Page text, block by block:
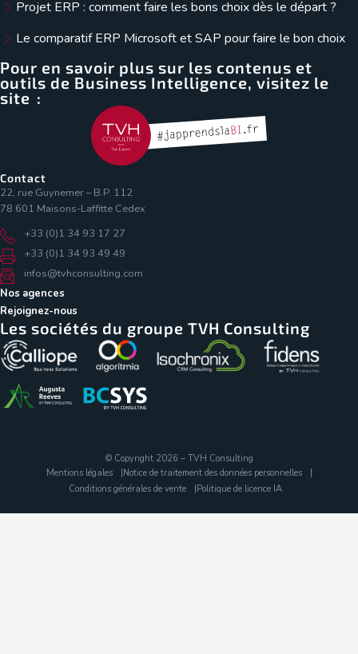
Projet ERP : comment faire les bons choix dès le départ ?
Le comparatif ERP Microsoft et SAP pour faire le bon choix
Pour en savoir plus sur les contenus et
outils de Business Intelligence, visitez le
site :
Contact
22, rue Guynemer – B.P. 112
78 601 Maisons-Laffitte Cedex
+33 (0)1 34 93 17 27
+33 (0)1 34 93 49 49
infos@tvhconsulting.com
Nos agences
Rejoignez-nous
Les sociétés du groupe TVH Consulting
© Copyright 2026 – TVH Consulting
Mentions légales
Notice de traitement des données personnelles
Conditions générales de vente
Politique de licence IA